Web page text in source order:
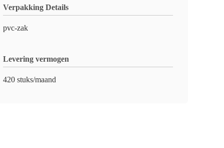
Verpakking Details
pvc-zak
Levering vermogen
420 stuks/maand